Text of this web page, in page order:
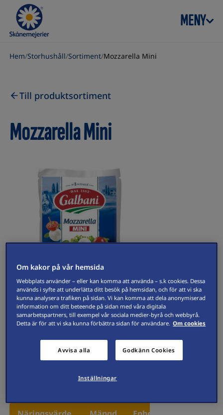
Skip to content
MENY
Hem/Storhushåll/Sortiment/Mozzarella Mini
Till produktsortiment
Mozzarella Mini
Visa högupplöst bild
och har en frisk, gräddig smak.
Mozzarellakulorna passar till
som tilltugg på buffébordet.
Om kakor på vår hemsida
Webbplats använder – eller kan komma att använda – s.k cookies. Dessa
används i syfte att underlätta ditt besök på hemsidan, och för att vi ska
kunna analysera trafiken på sidan. Vi kan komma att dela anonymiserad
information om ditt beteende på sidan med våra digitala
samarbetspartners, till exempel vår sociala medier-byrå och webbyrå.
Detta är för att vi ska kunna förbättra sidan för användare. Om cookies
Avvisa alla Godkänn Cookies
Inställningar